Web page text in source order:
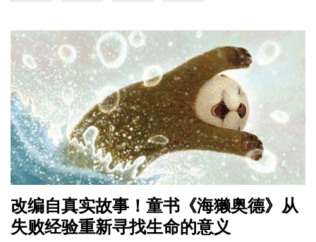
改编自真实故事！童书《海獭奥德》从
失败经验重新寻找生命的意义